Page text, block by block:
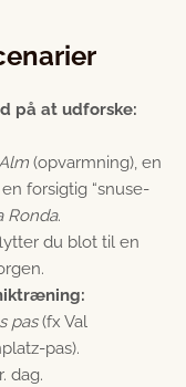
på at udforske:
(opvarmning), en
forsigtig “snuse-
Ronda.
du blot til en
pas(fx Val
pas).
dag.